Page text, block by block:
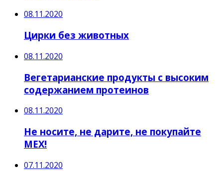
08.11.2020
Цирки без животных
08.11.2020
Вегетарианские продукты с высоким
содержанием протеинов
08.11.2020
Не носите, не дарите, не покупайте
МЕХ!
07.11.2020